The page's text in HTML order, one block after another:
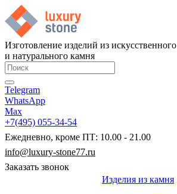
Изготовление изделий из искусственного
и натурального камня
Telegram
WhatsApp
Max
+7(495) 055-34-54
Ежедневно, кроме ПТ: 10.00 - 21.00
info@luxury-stone77.ru
Заказать звонок
Изделия из камня